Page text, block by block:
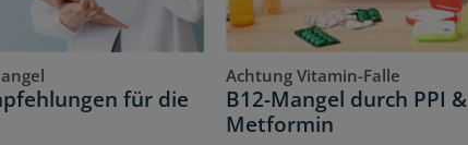
für die
Achtung Vitamin-Falle
B12-Mangel durch PPI &
Metformin